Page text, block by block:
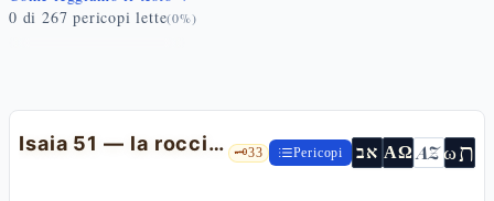
0 di 267 pericopi lette(0%)
Isaia 51 — la roccia-Abramo, il braccio del Signore, il calice tolto 🗝️33 Pericopi אב ΑΩ AZωת